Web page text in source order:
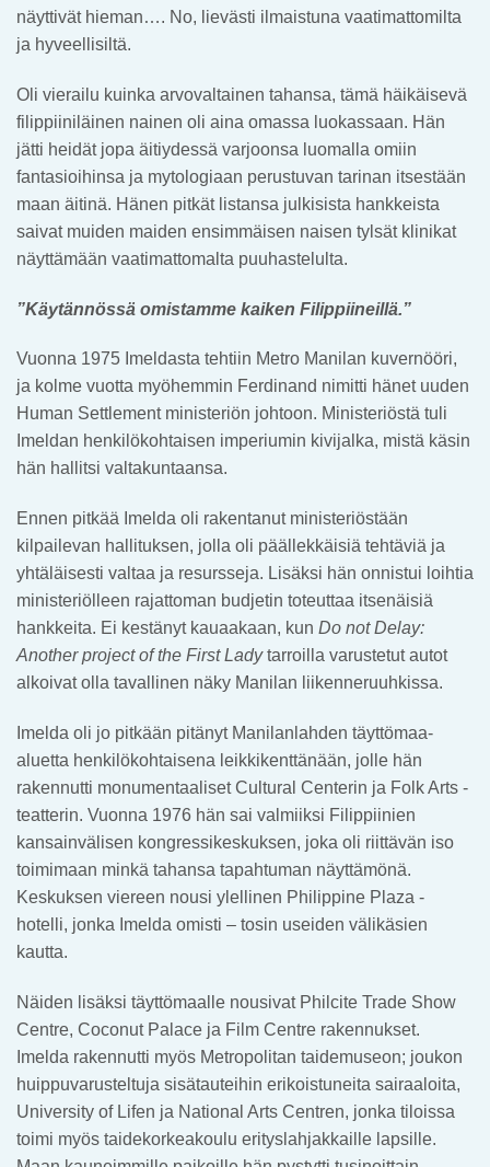
näyttivät hieman…. No, lievästi ilmaistuna vaatimattomilta
ja hyveellisiltä.
Oli vierailu kuinka arvovaltainen tahansa, tämä häikäisevä
filippiiniläinen nainen oli aina omassa luokassaan. Hän
jätti heidät jopa äitiydessä varjoonsa luomalla omiin
fantasioihinsa ja mytologiaan perustuvan tarinan itsestään
maan äitinä. Hänen pitkät listansa julkisista hankkeista
saivat muiden maiden ensimmäisen naisen tylsät klinikat
näyttämään vaatimattomalta puuhastelulta.
”Käytännössä omistamme kaiken Filippiineillä.”
Vuonna 1975 Imeldasta tehtiin Metro Manilan kuvernööri,
ja kolme vuotta myöhemmin Ferdinand nimitti hänet uuden
Human Settlement ministeriön johtoon. Ministeriöstä tuli
Imeldan henkilökohtaisen imperiumin kivijalka, mistä käsin
hän hallitsi valtakuntaansa.
Ennen pitkää Imelda oli rakentanut ministeriöstään
kilpailevan hallituksen, jolla oli päällekkäisiä tehtäviä ja
yhtäläisesti valtaa ja resursseja. Lisäksi hän onnistui loihtia
ministeriölleen rajattoman budjetin toteuttaa itsenäisiä
hankkeita. Ei kestänyt kauaakaan, kun Do not Delay:
Another project of the First Ladytarroilla varustetut autot
alkoivat olla tavallinen näky Manilan liikenneruuhkissa.
Imelda oli jo pitkään pitänyt Manilanlahden täyttömaa-
aluetta henkilökohtaisena leikkikenttänään, jolle hän
rakennutti monumentaaliset Cultural Centerin ja Folk Arts -
teatterin. Vuonna 1976 hän sai valmiiksi Filippiinien
kansainvälisen kongressikeskuksen, joka oli riittävän iso
toimimaan minkä tahansa tapahtuman näyttämönä.
Keskuksen viereen nousi ylellinen Philippine Plaza -
hotelli, jonka Imelda omisti – tosin useiden välikäsien
kautta.
Näiden lisäksi täyttömaalle nousivat Philcite Trade Show
Centre, Coconut Palace ja Film Centre rakennukset.
Imelda rakennutti myös Metropolitan taidemuseon; joukon
huippuvarusteltuja sisätauteihin erikoistuneita sairaaloita,
University of Lifen ja National Arts Centren, jonka tiloissa
toimi myös taidekorkeakoulu erityslahjakkaille lapsille.